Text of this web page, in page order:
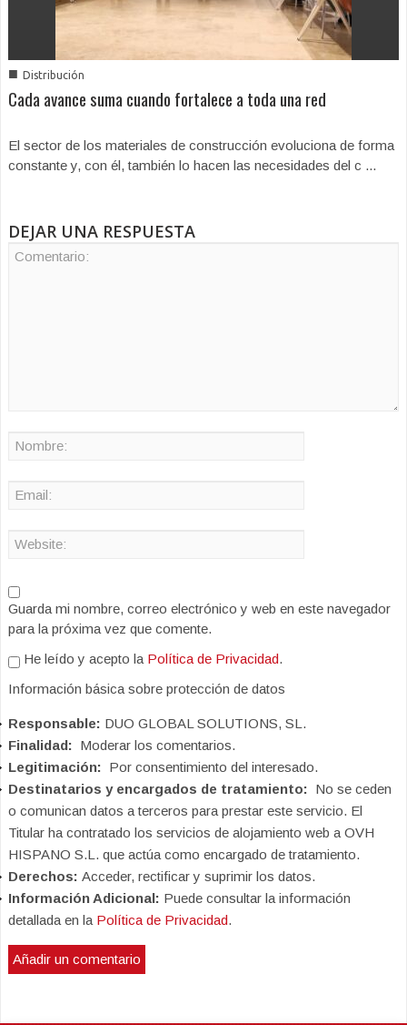
■ Distribución
Cada avance suma cuando fortalece a toda una red
El sector de los materiales de construcción evoluciona de forma
constante y, con él, también lo hacen las necesidades del c ...
DEJAR UNA RESPUESTA
Guarda mi nombre, correo electrónico y web en este navegador
para la próxima vez que comente.
He leído y acepto la Política de Privacidad.
Información básica sobre protección de datos
Responsable: DUO GLOBAL SOLUTIONS, SL.
Finalidad: Moderar los comentarios.
Legitimación: Por consentimiento del interesado.
Destinatarios y encargados de tratamiento: No se ceden
o comunican datos a terceros para prestar este servicio. El
Titular ha contratado los servicios de alojamiento web a OVH
HISPANO S.L. que actúa como encargado de tratamiento.
Derechos: Acceder, rectificar y suprimir los datos.
Información Adicional: Puede consultar la información
detallada en la Política de Privacidad.